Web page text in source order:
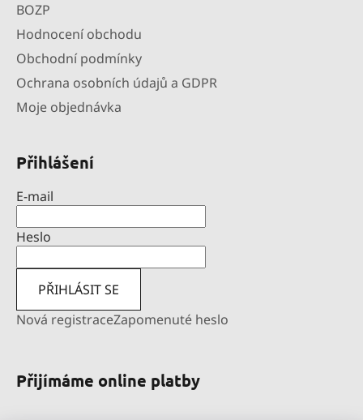
BOZP
Hodnocení obchodu
Obchodní podmínky
Ochrana osobních údajů a GDPR
Moje objednávka
Přihlášení
E-mail
Heslo
PŘIHLÁSIT SE
Nová registraceZapomenuté heslo
Přijímáme online platby